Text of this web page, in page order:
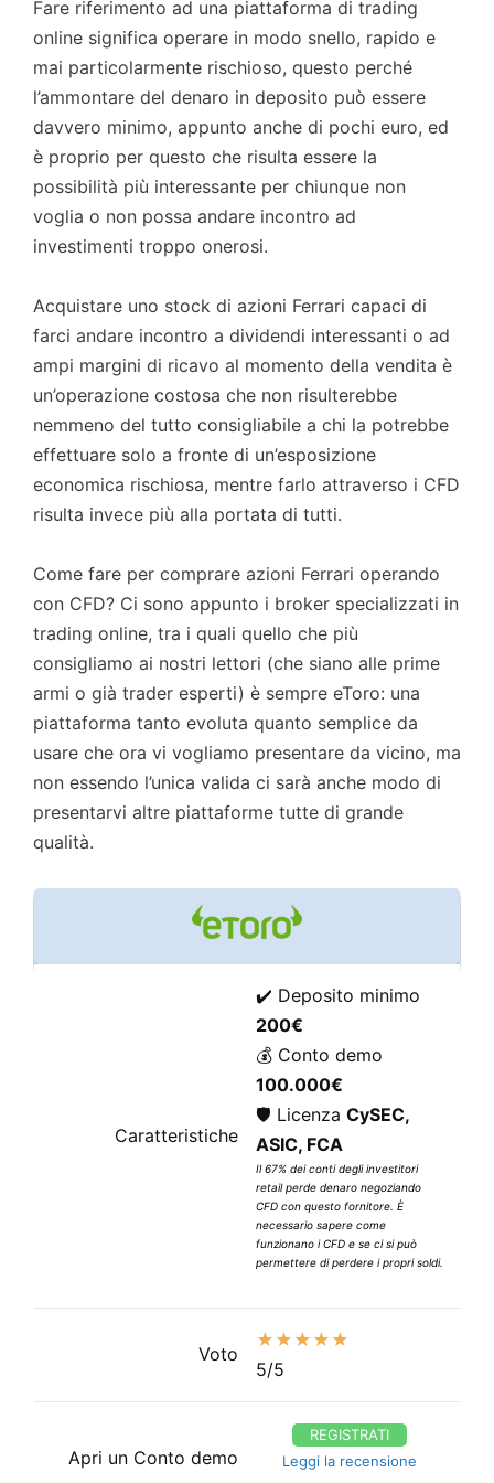
Fare riferimento ad una piattaforma di trading
online significa operare in modo snello, rapido e
mai particolarmente rischioso, questo perché
l’ammontare del denaro in deposito può essere
davvero minimo, appunto anche di pochi euro, ed
è proprio per questo che risulta essere la
possibilità più interessante per chiunque non
voglia o non possa andare incontro ad
investimenti troppo onerosi.
Acquistare uno stock di azioni Ferrari capaci di
farci andare incontro a dividendi interessanti o ad
ampi margini di ricavo al momento della vendita è
un’operazione costosa che non risulterebbe
nemmeno del tutto consigliabile a chi la potrebbe
effettuare solo a fronte di un’esposizione
economica rischiosa, mentre farlo attraverso i CFD
risulta invece più alla portata di tutti.
Come fare per comprare azioni Ferrari operando
con CFD? Ci sono appunto i broker specializzati in
trading online, tra i quali quello che più
consigliamo ai nostri lettori (che siano alle prime
armi o già trader esperti) è sempre eToro: una
piattaforma tanto evoluta quanto semplice da
usare che ora vi vogliamo presentare da vicino, ma
non essendo l’unica valida ci sarà anche modo di
presentarvi altre piattaforme tutte di grande
qualità.
Caratteristiche
✔️ Deposito minimo
200€
💰 Conto demo
100.000€
🛡️ Licenza CySEC,
ASIC, FCA
Il 67% dei conti degli investitori
retail perde denaro negoziando
CFD con questo fornitore. È
necessario sapere come
funzionano i CFD e se ci si può
permettere di perdere i propri soldi.
Voto
★★★★★
5/5
Apri un Conto demo
REGISTRATI
Leggi la recensione